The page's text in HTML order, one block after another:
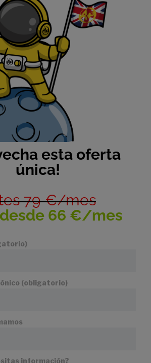
esta oferta
única!
79 €/mes
66 €/mes
(obligatorio)
información?